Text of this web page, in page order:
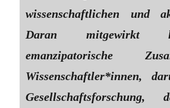
wissenschaftlichen und
Daran mitgewirkt
emanzipatorische
Wissenschaftler*innen,